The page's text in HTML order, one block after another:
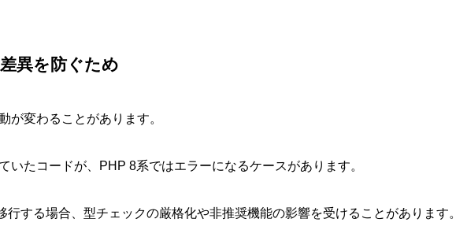
異を防ぐため
が変わることがあります。
いたコードが、PHP 8系ではエラーになるケースがあります。
する場合、型チェックの厳格化や非推奨機能の影響を受けることがあります。